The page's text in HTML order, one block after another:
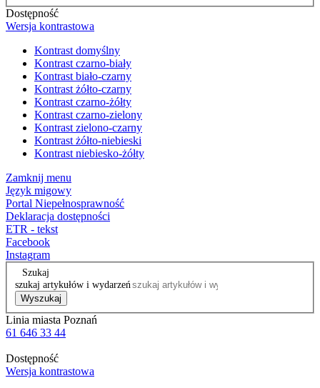
Dostępność
Wersja kontrastowa
Kontrast domyślny
Kontrast czarno-biały
Kontrast biało-czarny
Kontrast żółto-czarny
Kontrast czarno-żółty
Kontrast czarno-zielony
Kontrast zielono-czarny
Kontrast żółto-niebieski
Kontrast niebiesko-żółty
Zamknij menu
Język migowy
Portal Niepełnosprawność
Deklaracja dostępności
ETR - tekst
Facebook
Instagram
Szukaj
szukaj artykułów i wydarzeń
Wyszukaj
Linia miasta Poznań
61 646 33 44
Dostępność
Wersja kontrastowa